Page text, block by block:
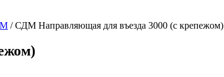
/СДМ Направляющая для въезда 3000 (с крепежом)